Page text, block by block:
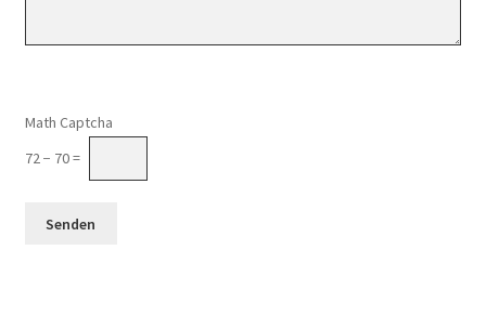
Math Captcha
72 − 70 =